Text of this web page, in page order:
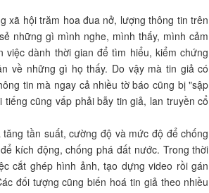
xã hội trăm hoa đua nở, lượng thông tin trên
những gì mình nghe, mình thấy, mình cảm
dành thời gian để tìm hiểu, kiểm chứng
về những gì họ thấy. Do vậy mà tin giả có
tin mà ngay cả nhiều tờ báo cũng bị "sập
cũng vấp phải bẫy tin giả, lan truyền cổ
tần suất, cường độ và mức độ để chống
kích động, chống phá đất nước. Trong thời
cắt ghép hình ảnh, tạo dựng video rồi gán
đối tượng cũng biến hoá tin giả theo nhiều